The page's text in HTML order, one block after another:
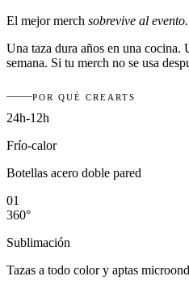
El mejor merch sobrevive al evento.
Una taza dura años en una cocina.
semana. Si tu merch no se usa
POR QUÉ CREARTS
24h-12h
Frío-calor
Botellas acero doble pared
01
360°
Sublimación
Tazas a todo color y aptas